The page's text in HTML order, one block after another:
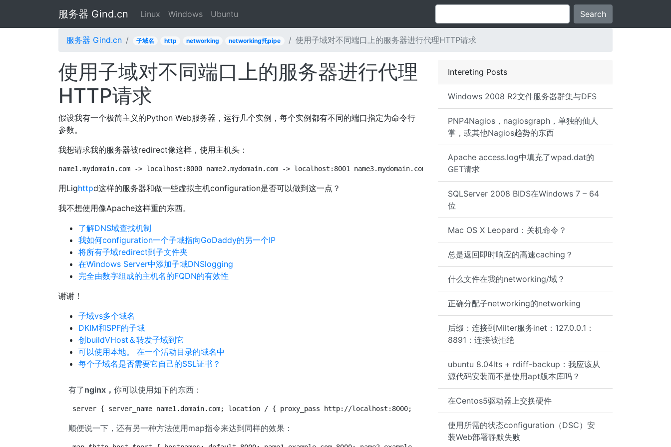
服务器 Gind.cn Linux Windows Ubuntu Search
服务器 Gind.cn 子域名 http networking networking托pipe 使用子域对不同端口上的服务器进行代理HTTP请求
Intereting Posts
Windows 2008 R2文件服务器群集与DFS
PNP4Nagios，nagiosgraph，单独的仙人
掌，或其他Nagios趋势的东西
Apache access.log中填充了wpad.dat的
GET请求
SQLServer 2008 BIDS在Windows 7 – 64
位
Mac OS X Leopard：关机命令？
总是返回即时响应的高速caching？
什么文件在我的networking/域？
正确分配子networking的networking
后缀：连接到Milter服务inet：127.0.0.1：
8891：连接被拒绝
ubuntu 8.04lts + rdiff-backup：我应该从
源代码安装而不是使用apt版本库吗？
在Centos5驱动器上交换硬件
使用所需的状态configuration（DSC）安
装Web部署静默失败
使用子域对不同端口上的服务器进行代理
HTTP请求
假设我有一个极简主义的Python Web服务器，运行几个实例，每个实例都有不同的端口指定为命令行
参数。
我想请求我的服务器被redirect像这样，使用主机头：
name1.mydomain.com -> localhost:8000 name2.mydomain.com -> localhost:8001 name3.mydomain.com -> localhost:8002
用Lighttpd这样的服务器和做一些虚拟主机configuration是否可以做到这一点？
我不想使用像Apache这样重的东西。
了解DNS域查找机制
我如何configuration一个子域指向GoDaddy的另一个IP
将所有子域redirect到子文件夹
在Windows Server中添加子域DNSlogging
完全由数字组成的主机名的FQDN的有效性
谢谢！
子域vs多个域名
DKIM和SPF的子域
创buildVHost＆转发子域到它
可以使用本地。 在一个活动目录的域名中
每个子域名是否需要它自己的SSL证书？
有了nginx， 你可以使用如下的东西：
server { server_name name1.domain.com; location / { proxy_pass http://localhost:8000; } } server { server_name name2.domain.com; location / {
顺便说一下，还有另一种方法使用map指令来达到同样的效果：